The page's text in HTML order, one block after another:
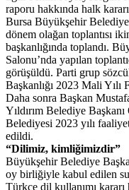
raporu hakkında halk
Bursa Büyükşehir
dönem olağan toplantısı
başkanlığında toplandı.
Salonu’nda yapılan
görüşüldü. Parti grup
Başkanlığı 2023 Mali Yılı
Daha sonra Başkan
Yıldırım Belediye
Belediyesi 2023 yılı
edildi.
“Dilimiz, kimliğimizdir”
Büyükşehir Belediye
oy birliğiyle kabul edilen
Türkçe dil kullanımı